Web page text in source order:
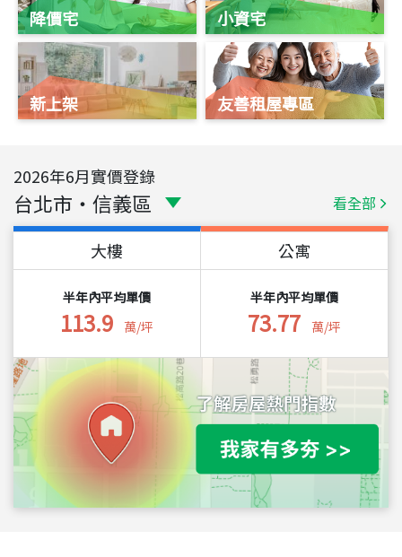
降價宅
新上架
小資宅
友善租屋專區
2026年6月實價登錄
台北市 ・ 信義區 看全部
大樓
半年內平均單價
113.9 萬/坪
公寓
半年內平均單價
73.77 萬/坪